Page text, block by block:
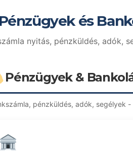
Pénzügyek és
nyitás, pénzküldés, adók,
Pénzügyek &
pénzküldés, adók, segélyek